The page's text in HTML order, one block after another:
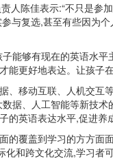
人陈佳表示:“不只是参
与复选,甚至有些因为
子能够有现在的英语水
能更好地表达。让孩子
、移动互联、人机交互
数据、人工智能等新技
的英语表达水平,促进养
的覆盖到学习的方方面
化和跨文化交流,学习者